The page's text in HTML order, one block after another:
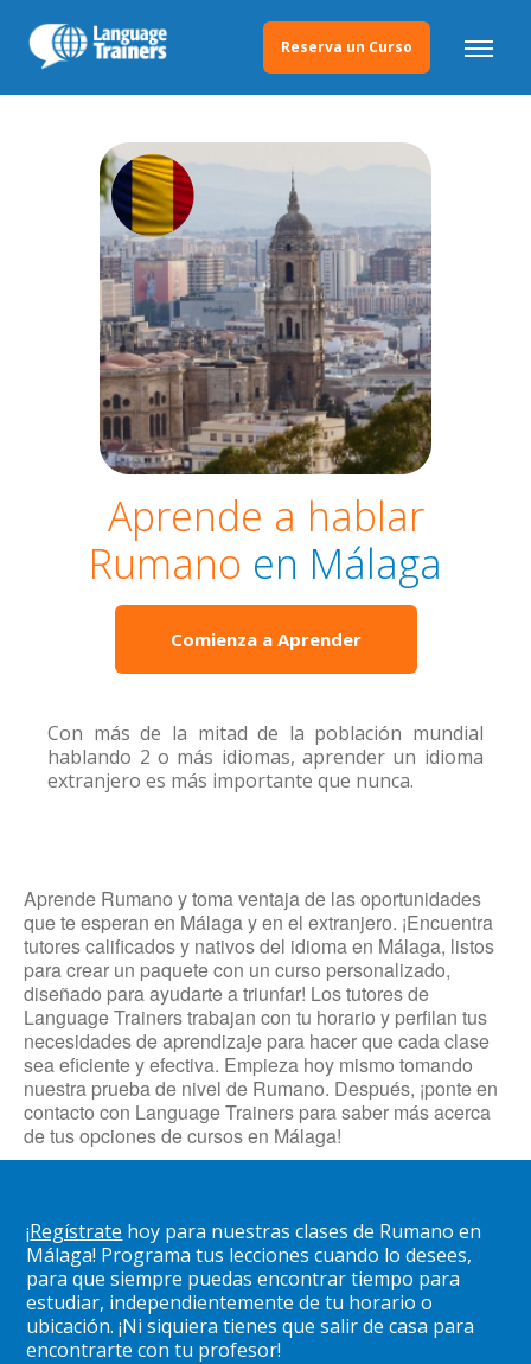
Reserva un Curso
Aprende a hablar
Rumano en Málaga
Comienza a Aprender
Con más de la mitad de la población mundial
hablando 2 o más idiomas, aprender un idioma
extranjero es más importante que nunca.
Aprende Rumano y toma ventaja de las oportunidades
que te esperan en Málaga y en el extranjero. ¡Encuentra
tutores calificados y nativos del idioma en Málaga, listos
para crear un paquete con un curso personalizado,
diseñado para ayudarte a triunfar! Los tutores de
Language Trainers trabajan con tu horario y perfilan tus
necesidades de aprendizaje para hacer que cada clase
sea eficiente y efectiva. Empieza hoy mismo tomando
nuestra prueba de nivel de Rumano. Después, ¡ponte en
contacto con Language Trainers para saber más acerca
de tus opciones de cursos en Málaga!
¡Regístrate hoy para nuestras clases de Rumano en
Málaga! Programa tus lecciones cuando lo desees,
para que siempre puedas encontrar tiempo para
estudiar, independientemente de tu horario o
ubicación. ¡Ni siquiera tienes que salir de casa para
encontrarte con tu profesor!